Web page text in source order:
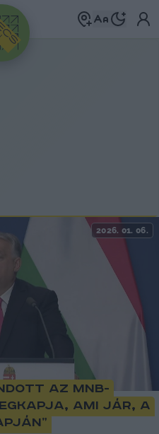
2026. 01. 06.
az MNB-
ami jár, a